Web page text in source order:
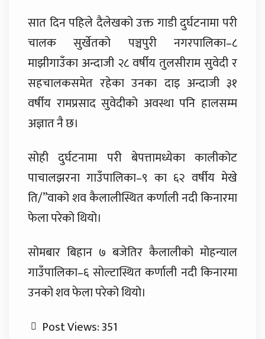
सात दिन पहिले दैलेखको उक्त गाडी दुर्घटनामा परी
चालक सुर्खेतको पञ्चपुरी नगरपालिका–८
माझीगाउँका अन्दाजी २८ वर्षीय तुलसीराम सुवेदी र
सहचालकसमेत रहेका उनका दाइ अन्दाजी ३१
वर्षीय रामप्रसाद सुवेदीको अवस्था पनि हालसम्म
अज्ञात नै छ।
सोही दुर्घटनामा परी बेपत्तामध्येका कालीकोट
पाचालझरना गाउँपालिका–९ का ६२ वर्षीय मेखे
ति/”वाको शव कैलालीस्थित कर्णाली नदी किनारमा
फेला परेको थियो।
सोमबार बिहान ७ बजेतिर कैलालीको मोहन्याल
गाउँपालिका–६ सोल्टास्थित कर्णाली नदी किनारमा
उनको शव फेला परेको थियो।
Post Views:351